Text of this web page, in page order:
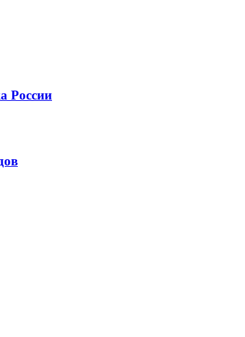
России